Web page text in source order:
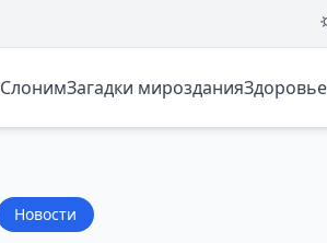
СлонимЗагадки мирозданияЗдоровье
Новости